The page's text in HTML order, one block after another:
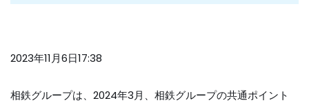
2023年11月6日17:38
相鉄グループは、2024年3月、相鉄グループの共通ポイント